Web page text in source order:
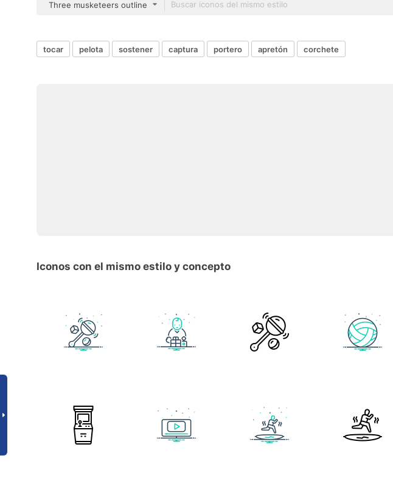
Three musketeers outline
tocar pelota sostener captura portero apretón corchete
Iconos con el mismo estilo y concepto